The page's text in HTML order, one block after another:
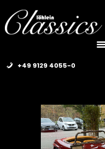
+49 9129 4055-0
LÖHLEIN
UNSERE
YOUNGTIMER